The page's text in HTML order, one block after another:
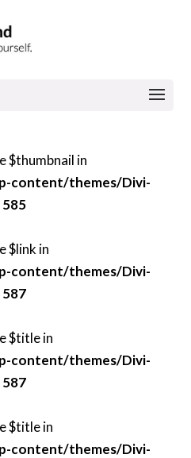
$thumbnail in
content/themes/Divi-
585
$link in
content/themes/Divi-
587
$title in
content/themes/Divi-
587
$title in
content/themes/Divi-